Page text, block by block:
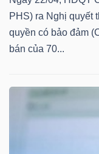
PHS) ra Nghị quyết
quyền có bảo đảm
bán của 70...